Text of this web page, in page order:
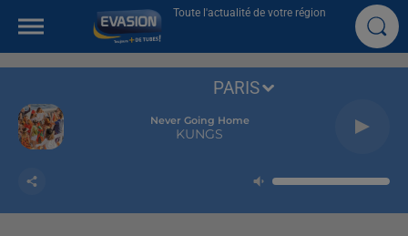
Toute l'actualité de votre région
Never Going Home
KUNGS
PARIS